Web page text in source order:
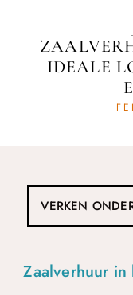
IDEALE
Zaalverhuur in
VERKEN